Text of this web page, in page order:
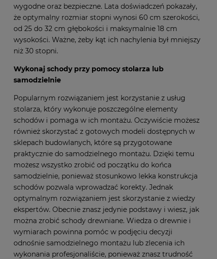
wygodne oraz bezpieczne. Lata doświadczeń pokazały,
że optymalny rozmiar stopni wynosi 60 cm szerokości,
od 25 do 32 cm głębokości i maksymalnie 18 cm
wysokości. Ważne, żeby kąt ich nachylenia był mniejszy
niż 30 stopni.
Wykonaj schody przy pomocy stolarza lub
samodzielnie
Popularnym rozwiązaniem jest korzystanie z usług
stolarza, który wykonuje poszczególne elementy
schodów i pomaga w ich montażu. Oczywiście możesz
również skorzystać z gotowych modeli dostępnych w
sklepach budowlanych, które są przygotowane
praktycznie do samodzielnego montażu. Dzięki temu
możesz wszystko zrobić od początku do końca
samodzielnie, ponieważ stosunkowo lekka konstrukcja
schodów pozwala wprowadzać korekty. Jednak
optymalnym rozwiązaniem jest skorzystanie z wiedzy
ekspertów. Obecnie znasz jedynie podstawy i wiesz, jak
można zrobić schody drewniane. Wiedza o drewnie i
wymiarach powinna pomóc w podjęciu decyzji
odnośnie samodzielnego montażu lub zlecenia ich
wykonania profesjonaliście, ponieważ znasz trudność